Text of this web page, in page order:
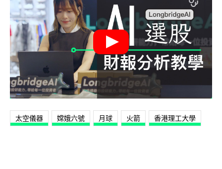
太空儀器 嫦娥六號 月球 火箭 香港理工大學